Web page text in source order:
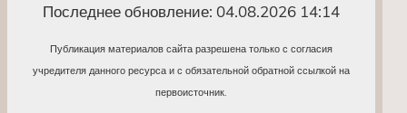
Последнее обновление: 04.08.2026 14:14
Публикация материалов сайта разрешена только с согласия
учредителя данного ресурса и с обязательной обратной ссылкой на
первоисточник.